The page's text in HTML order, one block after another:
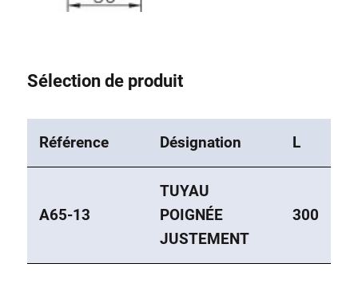
Sélection de produit
Référence Désignation L
A65-13
TUYAU
POIGNÉE
JUSTEMENT
300